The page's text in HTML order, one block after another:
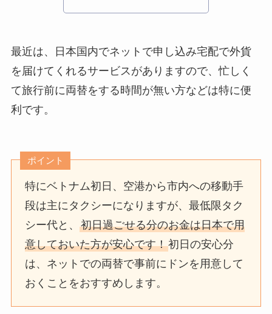
最近は、日本国内でネットで申し込み宅配で外貨
を届けてくれるサービスがありますので、忙しく
て旅行前に両替をする時間が無い方などは特に便
利です。
ポイント
特にベトナム初日、空港から市内への移動手
段は主にタクシーになりますが、最低限タク
シー代と、初日過ごせる分のお金は日本で用
意しておいた方が安心です！初日の安心分
は、ネットでの両替で事前にドンを用意して
おくことをおすすめします。